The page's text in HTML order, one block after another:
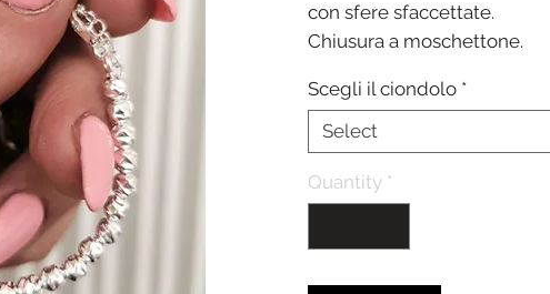
con sfere sfaccettate.
Chiusura a moschettone.
allungamento
Spedizione in 24/48 ore dalla
ricezione del pagamento
Scegli il ciondolo *
Select
Quantity *